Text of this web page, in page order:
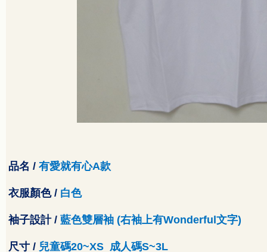
品名 / 有愛就有心A款
衣服顏色 / 白色
袖子設計/ 藍色雙層袖 (右袖上有Wonderful 文字)
尺寸 / 兒童碼20~XS 成人碼S~3L